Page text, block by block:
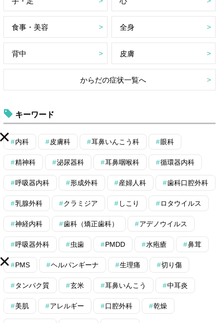
食事・美容 全身
背中 皮膚
からだの症状一覧へ
キーワード
内科 皮膚科 耳鼻いんこう科 眼科
精神科 泌尿器科 耳鼻咽喉科 循環器内科
呼吸器内科 形成外科 産婦人科 歯科口腔外科
乳腺外科 クラミジア しこり ロタウイルス
神経内科 歯科（矯正歯科） アデノウイルス
呼吸器外科 虫歯 PMDD 水疱瘡 鼻茸
PMS ヘルパンギーナ 生理痛 切り傷
タンパク質 玄米 耳鼻いんこう 中耳炎
美肌 アレルギー 口腔外科 乾燥